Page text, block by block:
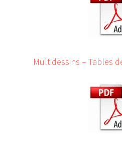
Multidessins – Tables